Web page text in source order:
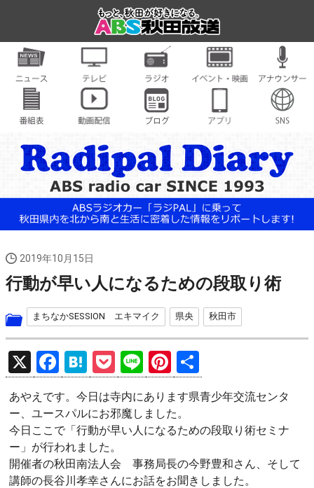
2019年10月15日
行動が早い人になるための段取り術
まちなかSESSION エキマイク 県央 秋田市
X
F
a
ce
b
o
o
H
at
e
n
a
P
o
ck
et
Li
n
e
Pi
nt
er
es
t
有
あやえです。今日は寺内にあります県青少年交流センタ
ー、ユースパルにお邪魔しました。
今日ここで「行動が早い人になるための段取り術セミナ
ー」が行われました。
開催者の秋田南法人会 事務局長の今野豊和さん、そして
講師の長谷川孝幸さんにお話をお聞きしました。